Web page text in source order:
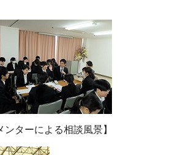
ンターによる相談風景】